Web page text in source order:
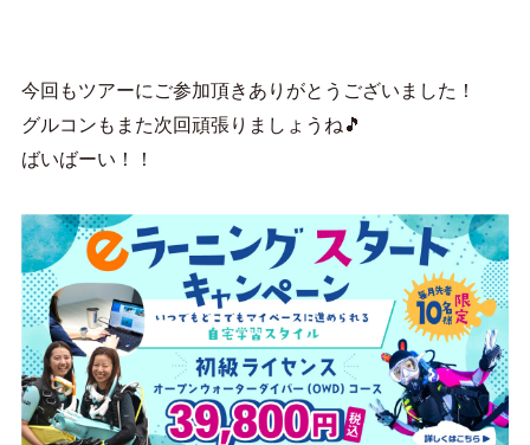
今回もツアーにご参加頂きありがとうございました！
グルコンもまた次回頑張りましょうね🎵
ばいばーい！！